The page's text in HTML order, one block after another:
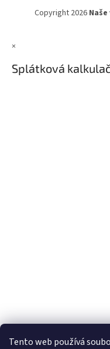
Tento web používá
Copyright 2026
×
Splátková